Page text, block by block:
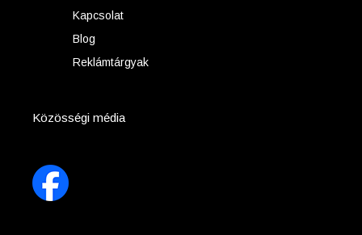
Kapcsolat
Blog
Reklámtárgyak
Közösségi média